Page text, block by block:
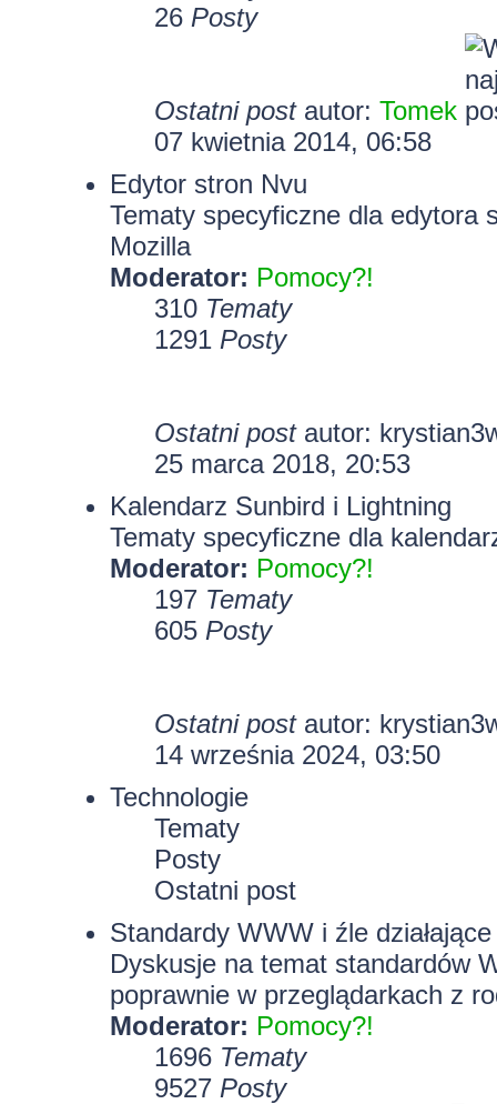
26 Posty
Ostatni postautor: Tomek
07 kwietnia 2014, 06:58
Edytor stron Nvu
Tematy specyficzne dla edytora
Mozilla
Moderator: Pomocy?!
310 Tematy
1291 Posty
Ostatni postautor:
25 marca 2018, 20:53
Kalendarz Sunbird i Lightning
Tematy specyficzne dla
Moderator: Pomocy?!
197 Tematy
605 Posty
Ostatni postautor:
14 września 2024, 03:50
Technologie
Tematy
Posty
Ostatni post
Standardy WWW i źle
Dyskusje na temat standardów
poprawnie w przeglądarkach z
Moderator: Pomocy?!
1696 Tematy
9527 Posty